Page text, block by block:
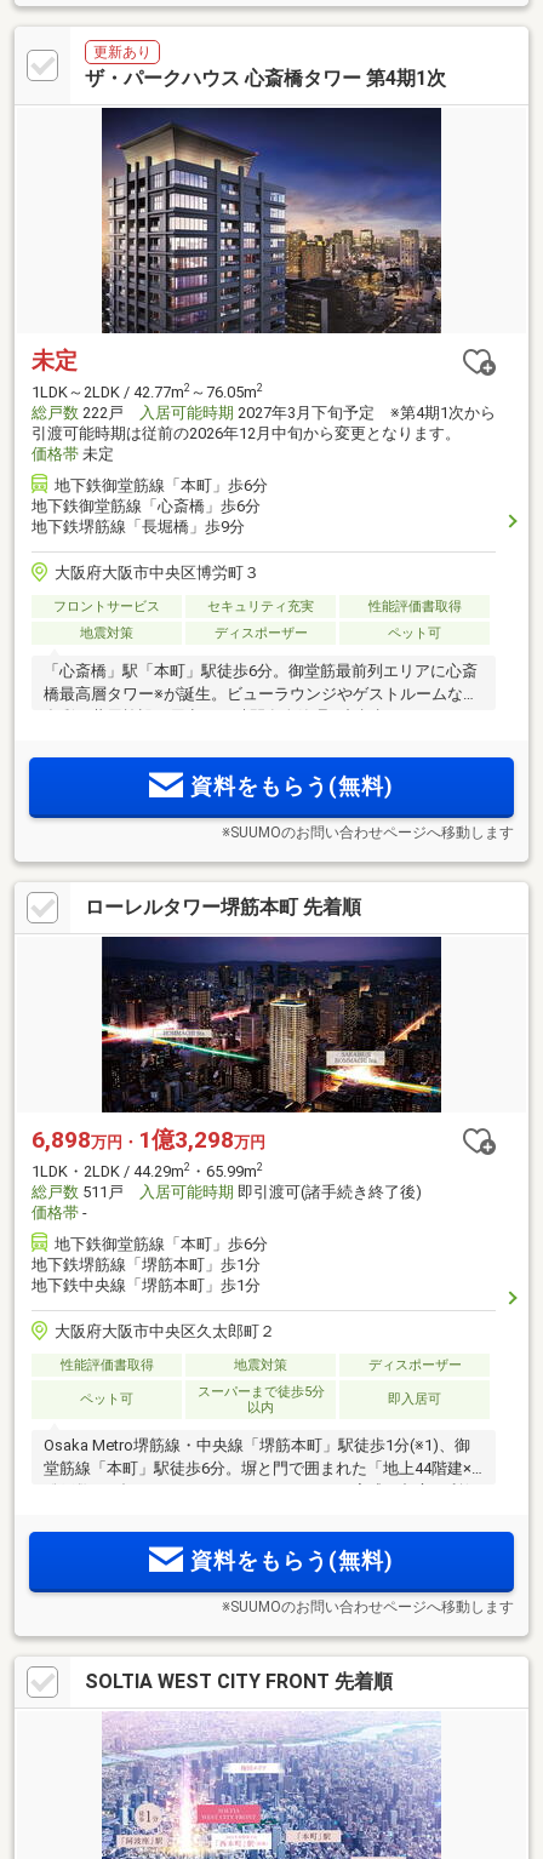
更新あり
ザ・パークハウス 心斎橋タワー 第4期1次
未定
1LDK～2LDK / 42.77m2 ～76.05m2
総戸数 222戸 入居可能時期 2027年3月下旬予定 ※第4期1次から
引渡可能時期は従前の2026年12月中旬から変更となります。
価格帯 未定
地下鉄御堂筋線「本町」歩6分
地下鉄御堂筋線「心斎橋」歩6分
地下鉄堺筋線「長堀橋」歩9分
大阪府大阪市中央区博労町３
フロントサービス セキュリティ充実
性能評価書取得
地震対策
ディスポーザー ペット可
「心斎橋」駅「本町」駅徒歩6分。御堂筋最前列エリアに心斎
橋最高層タワー※が誕生。ビューラウンジやゲストルームなど
多彩な共用施設を用意。24時間有人管理。顔認証セキュリテ
のニーズに対応して個別宅配ボックスを設置＜モデルルーム
案内会開催中！完全予約制＞資料をもらう(無料)
※SUUMOのお問い合わせページへ移動します
ローレルタワー堺筋本町 先着順
6,898万円・ 1億3,298万円
1LDK・2LDK / 44.29m2 ・65.99m2
総戸数 511戸 入居可能時期 即引渡可(諸手続き終了後)
価格帯 -
地下鉄御堂筋線「本町」歩6分
地下鉄堺筋線「堺筋本町」歩1分
地下鉄中央線「堺筋本町」歩1分
大阪府大阪市中央区久太郎町２
性能評価書取得 地震対策 ディスポーザー
ペット可
スーパーまで徒歩5分
以内
即入居可
Osaka Metro堺筋線・中央線「堺筋本町」駅徒歩1分(※1)、御
堂筋線「本町」駅徒歩6分。塀と門で囲まれた「地上44階建×
総戸数511邸」のタワーレジデンス、ついに完成。都心の利便
こなす暮らしへ＜棟内モデルルーム公開中＞
資料をもらう(無料)
※SUUMOのお問い合わせページへ移動します
SOLTIA WEST CITY FRONT 先着順